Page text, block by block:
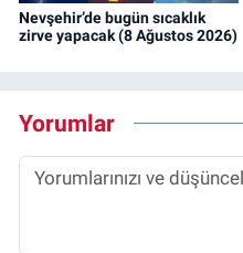
Nevşehir’de bugün sıcaklık
zirve yapacak (8 Ağustos 2026)
Yorumlar